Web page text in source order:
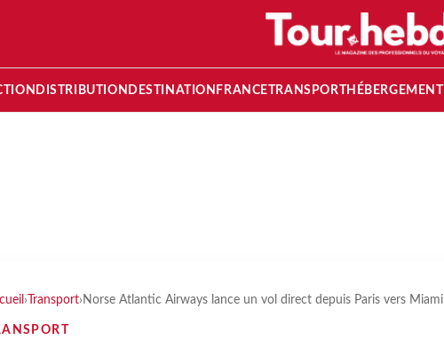
DISTRIBUTION DESTINATION FRANCETRANSPORT HÉBERGEMENT
› Transport› Norse Atlantic Airways lance un vol direct depuis Paris vers Miami